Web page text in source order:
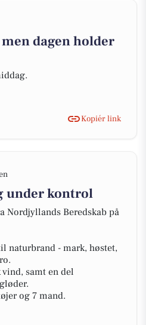
dagen holder
Kopiér link
under kontrol
Nordjyllands Beredskab på
naturbrand - mark, høstet,
samt en del
og 7 mand.